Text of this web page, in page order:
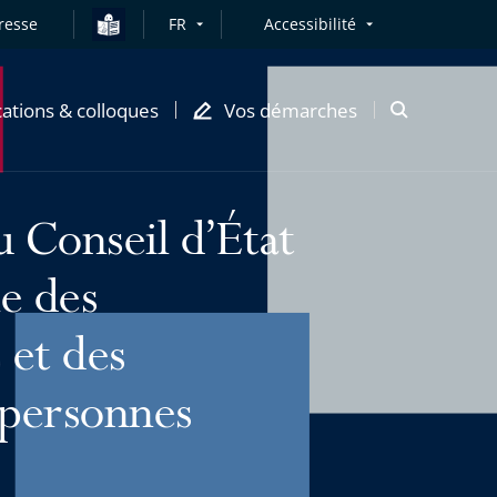
FR Accessibilité
& colloques Vos démarches
Ouvrir
d’État
des
des